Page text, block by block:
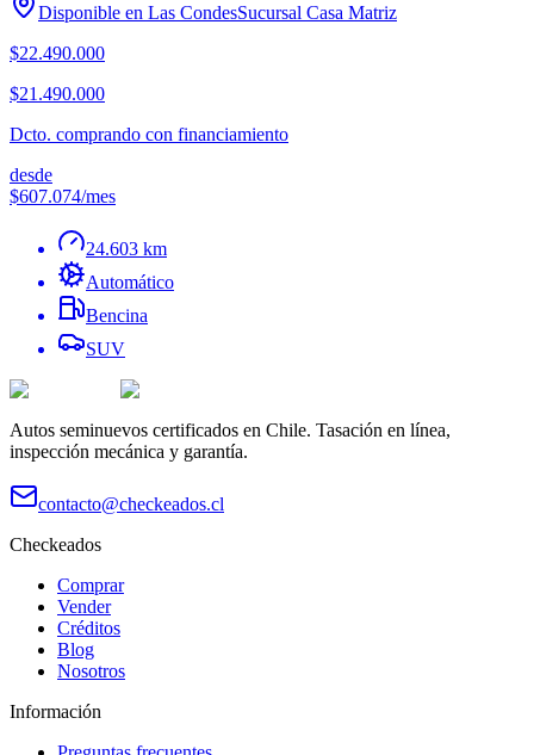
Disponible en Las CondesSucursal Casa Matriz
$22.490.000
$21.490.000
Dcto. comprando con financiamiento
desde
$607.074/mes
24.603 km
Automático
Bencina
SUV
Autos seminuevos certificados en Chile. Tasación en línea,
inspección mecánica y garantía.
contacto@checkeados.cl
Checkeados
Comprar
Vender
Créditos
Blog
Nosotros
Información